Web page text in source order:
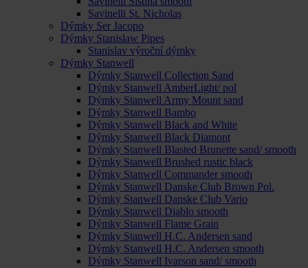
Savinelli St. Nicholas
Dýmky Ser Jacopo
Dýmky Stanislaw Pipes
Stanislav výroční dýmky
Dýmky Stanwell
Dýmky Stanwell Collection Sand
Dýmky Stanwell AmberLight/ pol
Dýmky Stanwell Army Mount sand
Dýmky Stanwell Bambo
Dýmky Stanwell Black and White
Dýmky Stanwell Black Diamont
Dýmky Stanwell Blasted Brunette sand/ smooth
Dýmky Stanwell Brushed rustic black
Dýmky Stanwell Commander smooth
Dýmky Stanwell Danske Club Brown Pol.
Dýmky Stanwell Danske Club Vario
Dýmky Stanwell Diablo smooth
Dýmky Stanwell Flame Grain
Dýmky Stanwell H.C. Andersen sand
Dýmky Stanwell H.C. Andersen smooth
Dýmky Stanwell Ivarson sand/ smooth